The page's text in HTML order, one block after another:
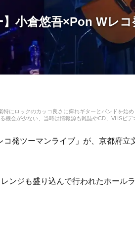
】小倉悠吾×Pon Wレ
特にロックのカッコ良さに痺れギターとバンドを始
機会が少ない、当時は情報源も雑誌やCD、VHSビ
ル隔てなく聴いております。大学卒業後にRAGに入
にて勤務、主にプロモーション業務を担当しており
発ツーマンライブ」が、京都府立
ンジも盛り込んで行われたホール